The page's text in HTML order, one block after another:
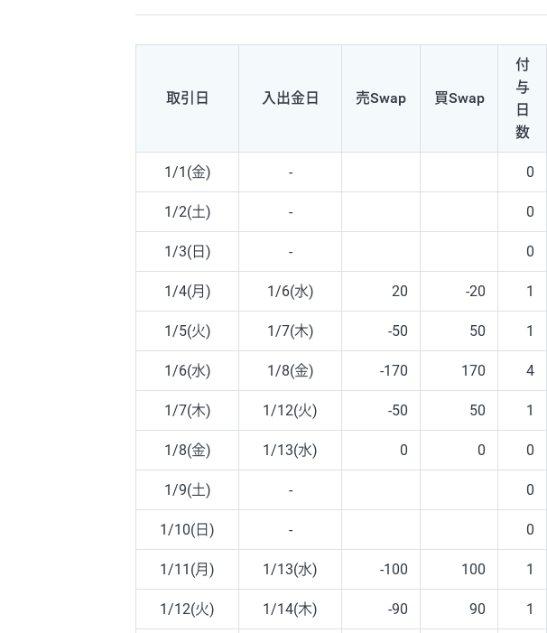
取引日 入出金日 売Swap 買Swap
付
与
日
数
1/1(金) - 0
1/2(土) - 0
1/3(日) - 0
1/4(月) 1/6(水) 20 -20 1
1/5(火) 1/7(木) -50 50 1
1/6(水) 1/8(金) -170 170 4
1/7(木) 1/12(火) -50 50 1
1/8(金) 1/13(水) 0 0 0
1/9(土) - 0
1/10(日) - 0
1/11(月) 1/13(水) -100 100 1
1/12(火) 1/14(木) -90 90 1